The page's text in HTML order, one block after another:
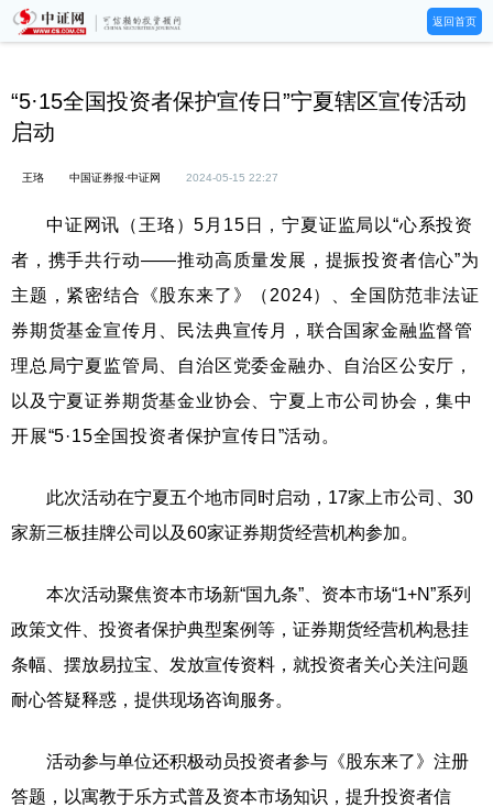
返回首页
“5·15全国投资者保护宣传日”宁夏辖区宣传活动
启动
王珞 中国证券报·中证网 2024-05-15 22:27
中证网讯（王珞）5月15日，宁夏证监局以“心系投资
者，携手共行动——推动高质量发展，提振投资者信心”为
主题，紧密结合《股东来了》（2024）、全国防范非法证
券期货基金宣传月、民法典宣传月，联合国家金融监督管
理总局宁夏监管局、自治区党委金融办、自治区公安厅，
以及宁夏证券期货基金业协会、宁夏上市公司协会，集中
开展“5·15全国投资者保护宣传日”活动。
此次活动在宁夏五个地市同时启动，17家上市公司、30
家新三板挂牌公司以及60家证券期货经营机构参加。
本次活动聚焦资本市场新“国九条”、资本市场“1+N”系列
政策文件、投资者保护典型案例等，证券期货经营机构悬挂
条幅、摆放易拉宝、发放宣传资料，就投资者关心关注问题
耐心答疑释惑，提供现场咨询服务。
活动参与单位还积极动员投资者参与《股东来了》注册
答题，以寓教于乐方式普及资本市场知识，提升投资者信